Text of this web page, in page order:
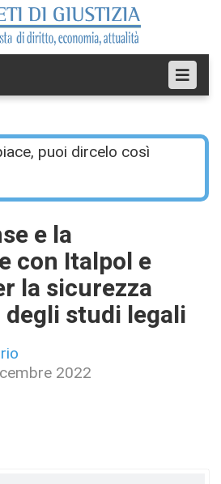
puoi dircelo così
e la
con Italpol e
la sicurezza
studi legali
2022